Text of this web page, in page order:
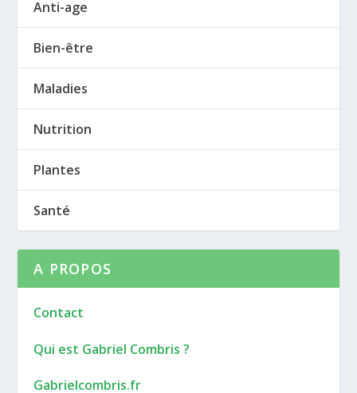
Anti-age
Bien-être
Maladies
Nutrition
Plantes
Santé
A PROPOS
Contact
Qui est Gabriel Combris ?
Gabrielcombris.fr